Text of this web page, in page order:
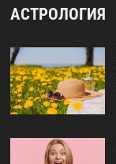
АСТРОЛОГИЯ